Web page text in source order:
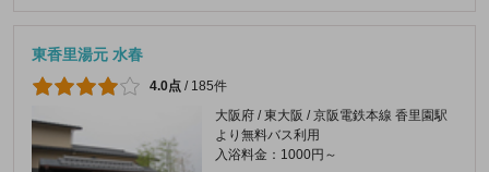
東香里湯元 水春
4.0点 / 185件
大阪府 / 東大阪 / 京阪電鉄本線 香里園駅
より無料バス利用
入浴料金：1000円～